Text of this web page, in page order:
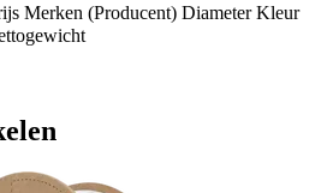
Merken (Producent) Diameter Kleur